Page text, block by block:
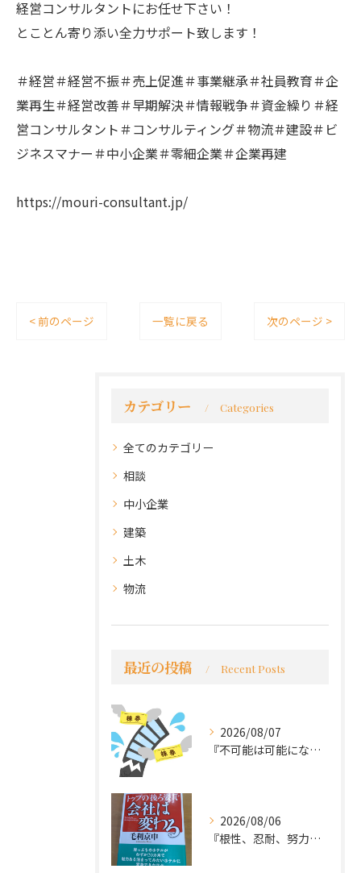
経営コンサルタントにお任せ下さい！
とことん寄り添い全力サポート致します！
＃経営＃経営不振＃売上促進＃事業継承＃社員教育＃企
業再生＃経営改善＃早期解決＃情報戦争＃資金繰り＃経
営コンサルタント＃コンサルティング＃物流＃建設＃ビ
ジネスマナー＃中小企業＃零細企業＃企業再建
https://mouri-consultant.jp/
< 前のページ 一覧に戻る 次のページ >
カテゴリー Categories
全てのカテゴリー
相談
中小企業
建築
土木
物流
最近の投稿 Recent Posts
2026/08/07
『不可能は可能になる』
2026/08/06
『根性、忍耐、努力という言葉は死語なのか』